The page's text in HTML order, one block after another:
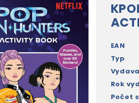
EAN
Typ
Rok
Počet